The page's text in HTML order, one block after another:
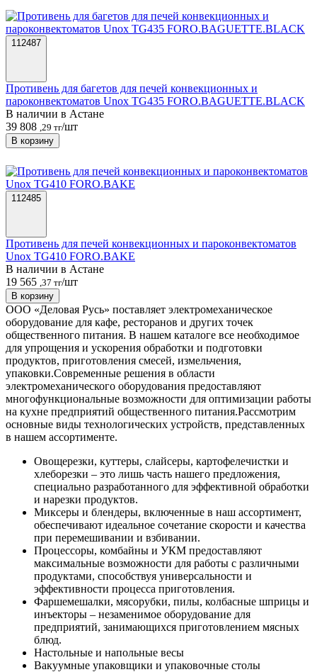
112487
Противень для багетов для печей конвекционных и
пароконвектоматов Unox TG435 FORO.BAGUETTE.BLACK
В наличии в Астанe
39 808 ,29 тг/шт
В корзину
112485
Противень для печей конвекционных и пароконвектоматов
Unox TG410 FORO.BAKE
В наличии в Астанe
19 565 ,37 тг/шт
В корзину
ООО «Деловая Русь» поставляет электромеханическое
оборудование для кафе, ресторанов и других точек
общественного питания. В нашем каталоге все необходимое
для упрощения и ускорения обработки и подготовки
продуктов, приготовления смесей, измельчения,
упаковки.Современные решения в области
электромеханического оборудования предоставляют
многофункциональные возможности для оптимизации работы
на кухне предприятий общественного питания.Рассмотрим
основные виды технологических устройств, представленных
в нашем ассортименте.
Овощерезки, куттеры, слайсеры, картофелечистки и
хлеборезки – это лишь часть нашего предложения,
специально разработанного для эффективной обработки
и нарезки продуктов.
Миксеры и блендеры, включенные в наш ассортимент,
обеспечивают идеальное сочетание скорости и качества
при перемешивании и взбивании.
Процессоры, комбайны и УКМ предоставляют
максимальные возможности для работы с различными
продуктами, способствуя универсальности и
эффективности процесса приготовления.
Фаршемешалки, мясорубки, пилы, колбасные шприцы и
инъекторы – незаменимое оборудование для
предприятий, занимающихся приготовлением мясных
блюд.
Настольные и напольные весы
Вакуумные упаковщики и упаковочные столы